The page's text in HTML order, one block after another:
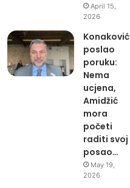
April 15,
2026
Konaković
poslao
poruku:
Nema
ucjena,
Amidžić
mora
početi
raditi svoj
posao…
May 19,
2026